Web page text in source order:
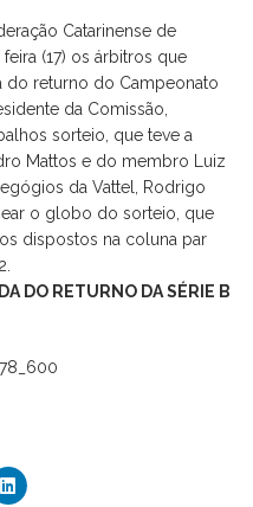
Catarinense de
(17) os árbitros que
do returno do Campeonato
da Comissão,
sorteio, que teve a
Mattos e do membro Luiz
da Vattel, Rodrigo
o globo do sorteio, que
dispostos na coluna par
DO RETURNO DA SÉRIE B